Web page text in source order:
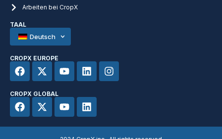
Arbeiten bei CropX
TAAL
Deutsch
CROPX EUROPE
CROPX GLOBAL